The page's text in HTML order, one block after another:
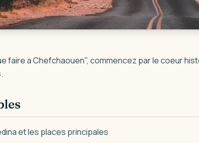
faire a Chefchaouen", commencez par le coeur
et les places principales